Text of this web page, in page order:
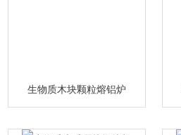
生物质木块颗粒熔铝炉